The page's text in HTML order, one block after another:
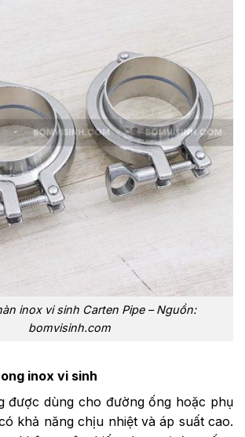
inox vi sinh Carten Pipe – Nguồn:
bomvisinh.com
inox vi sinh
được dùng cho đường ống hoặc phụ
khả năng chịu nhiệt và áp suất cao.